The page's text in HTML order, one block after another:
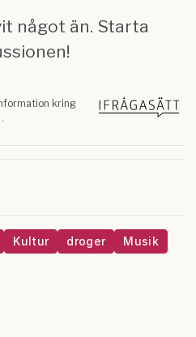
Kultur droger
Musik